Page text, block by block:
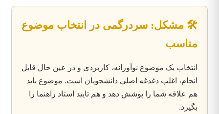
🛠️ مشکل: سردرگمی در انتخاب موضوع
مناسب
انتخاب یک موضوع نوآورانه، کاربردی و در عین حال قابل
انجام، اغلب دغدغه اصلی دانشجویان است. موضوع باید
هم علاقه شما را پوشش دهد و هم تایید استاد راهنما را
بگیرد.